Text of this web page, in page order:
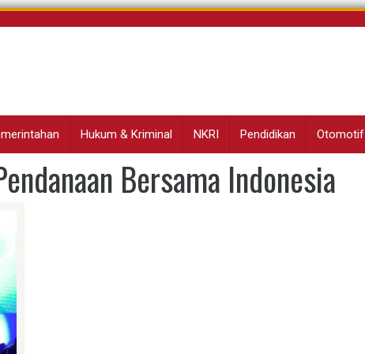
Hukum & Kriminal NKRI Pendidikan Otomotif
Bersama Indonesia